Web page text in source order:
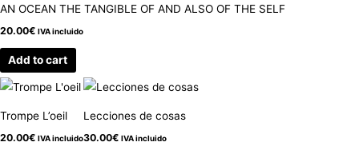
AN OCEAN THE TANGIBLE OF AND ALSO OF THE SELF
20.00€ IVA incluido
Add to cart
Trompe L’oeil
20.00€ IVA incluido
Lecciones de cosas
30.00€ IVA incluido